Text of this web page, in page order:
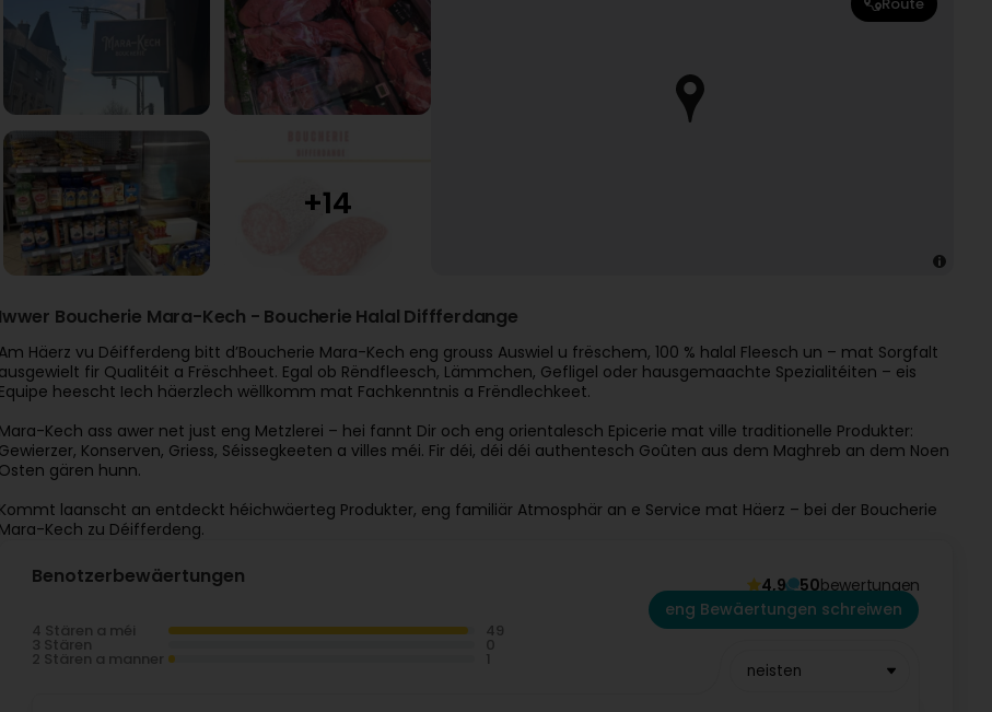
Iwwer Boucherie Mara-Kech - Boucherie Halal Diffferdange
Am Häerz vu Déifferdeng bitt d’Boucherie Mara-Kech eng grouss Auswiel u frëschem, 100 % halal Fleesch un – mat Sorgfalt
ausgewielt fir Qualitéit a Frëschheet. Egal ob Rëndfleesch, Lämmchen, Gefligel oder hausgemaachte Spezialitéiten – eis
Equipe heescht Iech häerzlech wëllkomm mat Fachkenntnis a Frëndlechkeet.
Mara-Kech ass awer net just eng Metzlerei – hei fannt Dir och eng orientalesch Epicerie mat ville traditionelle Produkter:
Gewierzer, Konserven, Griess, Séissegkeeten a villes méi. Fir déi, déi déi authentesch Goûten aus dem Maghreb an dem Noen
Osten gären hunn.
Kommt laanscht an entdeckt héichwäerteg Produkter, eng familiär Atmosphär an e Service mat Häerz – bei der Boucherie
Mara-Kech zu Déifferdeng.
Benotzerbewäertungen 4,9 50bewertungen
4 Stären a méi
3 Stären
2 Stären a manner
eng Bewäertungen schreiwen
neisten